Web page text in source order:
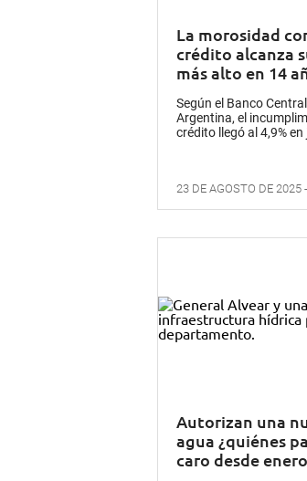
La morosidad
crédito alcanza
más alto en 14
Según el Banco
Argentina, el
crédito llegó al 4,9% en
23 DE AGOSTO DE 2025
Autorizan una
agua ¿quiénes
caro desde